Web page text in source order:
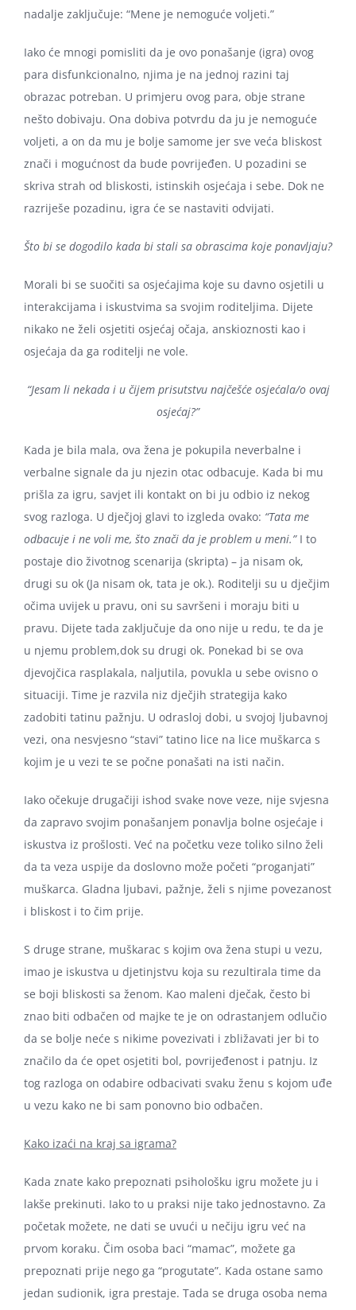
nadalje zaključuje: “Mene je nemoguće voljeti.”
Iako će mnogi pomisliti da je ovo ponašanje (igra) ovog
para disfunkcionalno, njima je na jednoj razini taj
obrazac potreban. U primjeru ovog para, obje strane
nešto dobivaju. Ona dobiva potvrdu da ju je nemoguće
voljeti, a on da mu je bolje samome jer sve veća bliskost
znači i mogućnost da bude povrijeđen. U pozadini se
skriva strah od bliskosti, istinskih osjećaja i sebe. Dok ne
razriješe pozadinu, igra će se nastaviti odvijati.
Što bi se dogodilo kada bi stali sa obrascima koje ponavljaju?
Morali bi se suočiti sa osjećajima koje su davno osjetili u
interakcijama i iskustvima sa svojim roditeljima. Dijete
nikako ne želi osjetiti osjećaj očaja, anskioznosti kao i
osjećaja da ga roditelji ne vole.
“Jesam li nekada i u čijem prisutstvu najčešće osjećala/o ovaj
osjećaj?”
Kada je bila mala, ova žena je pokupila neverbalne i
verbalne signale da ju njezin otac odbacuje. Kada bi mu
prišla za igru, savjet ili kontakt on bi ju odbio iz nekog
svog razloga. U dječjoj glavi to izgleda ovako: “Tata me
odbacuje i ne voli me, što znači da je problem u meni.”I to
postaje dio životnog scenarija (skripta) – ja nisam ok,
drugi su ok (Ja nisam ok, tata je ok.). Roditelji su u dječjim
očima uvijek u pravu, oni su savršeni i moraju biti u
pravu. Dijete tada zaključuje da ono nije u redu, te da je
u njemu problem,dok su drugi ok. Ponekad bi se ova
djevojčica rasplakala, naljutila, povukla u sebe ovisno o
situaciji. Time je razvila niz dječjih strategija kako
zadobiti tatinu pažnju. U odrasloj dobi, u svojoj ljubavnoj
vezi, ona nesvjesno “stavi” tatino lice na lice muškarca s
kojim je u vezi te se počne ponašati na isti način.
Iako očekuje drugačiji ishod svake nove veze, nije svjesna
da zapravo svojim ponašanjem ponavlja bolne osjećaje i
iskustva iz prošlosti. Već na početku veze toliko silno želi
da ta veza uspije da doslovno može početi “proganjati”
muškarca. Gladna ljubavi, pažnje, želi s njime povezanost
i bliskost i to čim prije.
S druge strane, muškarac s kojim ova žena stupi u vezu,
imao je iskustva u djetinjstvu koja su rezultirala time da
se boji bliskosti sa ženom. Kao maleni dječak, često bi
znao biti odbačen od majke te je on odrastanjem odlučio
da se bolje neće s nikime povezivati i zbližavati jer bi to
značilo da će opet osjetiti bol, povrijeđenost i patnju. Iz
tog razloga on odabire odbacivati svaku ženu s kojom uđe
u vezu kako ne bi sam ponovno bio odbačen.
Kako izaći na kraj sa igrama?
Kada znate kako prepoznati psihološku igru možete ju i
lakše prekinuti. Iako to u praksi nije tako jednostavno. Za
početak možete, ne dati se uvući u nečiju igru već na
prvom koraku. Čim osoba baci “mamac”, možete ga
prepoznati prije nego ga “progutate”. Kada ostane samo
jedan sudionik, igra prestaje. Tada se druga osoba nema